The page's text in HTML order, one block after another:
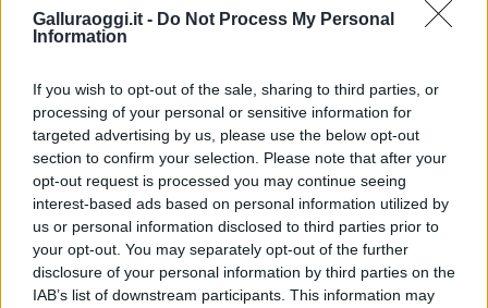
Galluraoggi.it - Do Not Process My Personal
Information
If you wish to opt-out of the sale, sharing to third parties, or
processing of your personal or sensitive information for
targeted advertising by us, please use the below opt-out
section to confirm your selection. Please note that after your
opt-out request is processed you may continue seeing
interest-based ads based on personal information utilized by
us or personal information disclosed to third parties prior to
your opt-out. You may separately opt-out of the further
disclosure of your personal information by third parties on the
IAB’s list of downstream participants. This information may
Meteo Olbia 7 agosto, sole e caldo tornano
protagonisti
Test tunnel Olbia: rampe chiuse ancora fino a
fine agosto
Aggius conquista la classifica delle mete più
amate dell’estate 2026